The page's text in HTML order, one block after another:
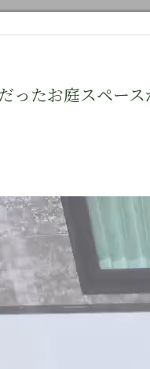
ったお庭スペー